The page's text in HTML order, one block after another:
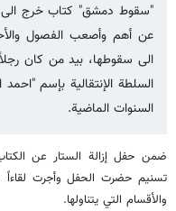
"سقوط دمشق" كتاب خرج الى
عن أهم وأصعب الفصول
الى سقوطها، بيد من كان
السلطة الإنتقالية بإسم
السنوات الماضية.
ضمن حفل إزالة الستار عن الكتاب
تسنيم حضرت الحفل وأجرت
والأقسام التي يتناولها.